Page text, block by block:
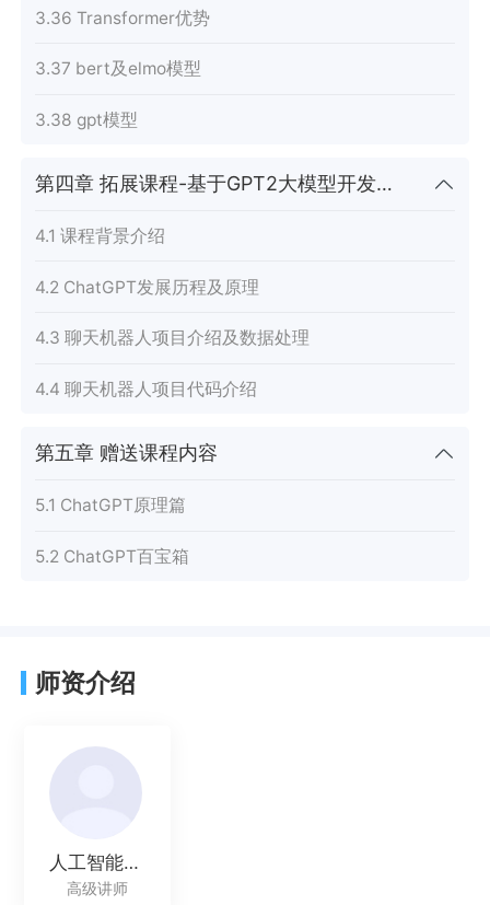
3.36 Transformer优势
3.37 bert及elmo模型
3.38 gpt模型
第四章 拓展课程-基于GPT2大模型开发和应用
4.1 课程背景介绍
4.2 ChatGPT发展历程及原理
4.3 聊天机器人项目介绍及数据处理
4.4 聊天机器人项目代码介绍
第五章 赠送课程内容
5.1 ChatGPT原理篇
5.2 ChatGPT百宝箱
师资介绍
人工智能讲师
高级讲师